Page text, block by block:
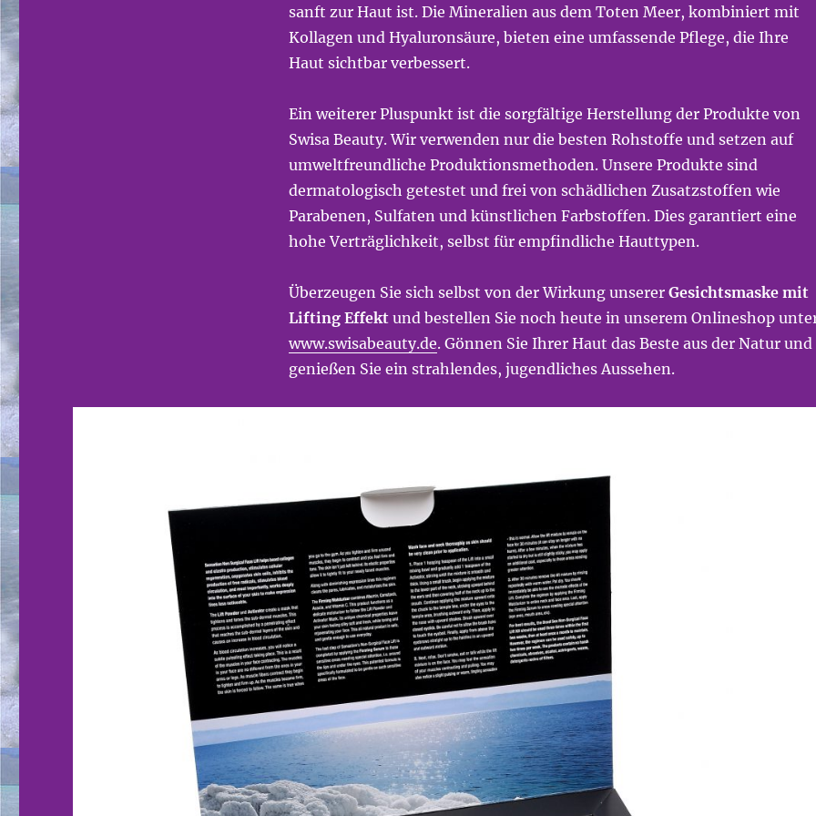
sanft zur Haut ist. Die Mineralien aus dem Toten Meer, kombiniert mit
Kollagen und Hyaluronsäure, bieten eine umfassende Pflege, die Ihre
Haut sichtbar verbessert.
Ein weiterer Pluspunkt ist die sorgfältige Herstellung der Produkte von
Swisa Beauty. Wir verwenden nur die besten Rohstoffe und setzen auf
umweltfreundliche Produktionsmethoden. Unsere Produkte sind
dermatologisch getestet und frei von schädlichen Zusatzstoffen wie
Parabenen, Sulfaten und künstlichen Farbstoffen. Dies garantiert eine
hohe Verträglichkeit, selbst für empfindliche Hauttypen.
Überzeugen Sie sich selbst von der Wirkung unserer Gesichtsmaske mit
Lifting Effektund bestellen Sie noch heute in unserem Onlineshop
www.swisabeauty.de. Gönnen Sie Ihrer Haut das Beste aus der Natur und
genießen Sie ein strahlendes, jugendliches Aussehen.